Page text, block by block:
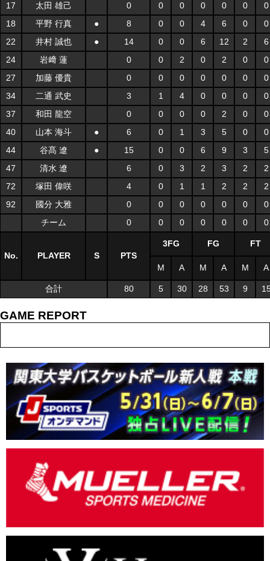
17
太田 雄己 0 0 0 0 0 0
0
18
平野 行真 ● 8 0 0 4 6 0
0
22
井村 誠也 ● 14 0 0 6 12 2
6
24
岩﨑 蓮 0 0 2 0 2 0
0
27
加藤 優貴 0 0 0 0 0 0
0
34
二通 武史 3 1 4 0 0 0
0
37
和田 龍空 0 0 0 0 2 0
0
40
山本 海斗 ● 6 0 1 3 5 0
0
44
谷髙 遼 ● 15 0 0 6 9 3
5
47
清水 遼 6 0 3 2 3 2
2
72
塚田 偉咲 4 0 1 1 2 2
2
92
國分 大雅 0 0 0 0 0 0
0
チーム
0 0 0 0 0 0 0
No. PLAYER S PTS
3FG FG FT
M A M A M A
合計 80 5 30 28 53 9
GAME REPORT